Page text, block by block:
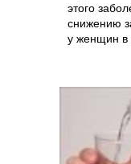
этого
снижению
у женщин в